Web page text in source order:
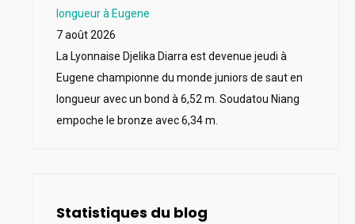
longueur à Eugene
7 août 2026
La Lyonnaise Djelika Diarra est devenue jeudi à
Eugene championne du monde juniors de saut en
longueur avec un bond à 6,52 m. Soudatou Niang
empoche le bronze avec 6,34 m.
Statistiques du blog